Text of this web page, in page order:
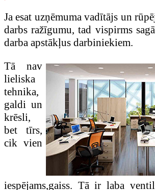
Ja esat uzņēmuma vadītājs un
darbs ražīgumu, tad vispirms
darba apstākļus darbiniekiem.
Tā nav
lieliska
tehnika,
galdi un
krēsli,
bet tīrs,
cik vien
iespējams,gaiss. Tā ir laba